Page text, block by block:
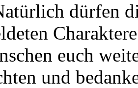
dürfen
euch
und